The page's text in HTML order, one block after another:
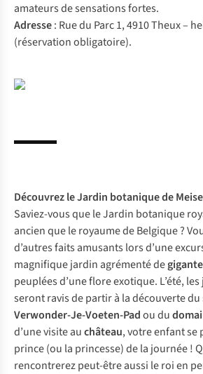
amateurs de sensations fortes.
Adresse: Rue du Parc 1, 4910 Theux –
(réservation obligatoire).
Découvrez leJardin botaniquede Meise
Saviez-vous que le Jardin botanique
ancien que le royaume de Belgique ?
d’autres faits amusants lors d’une
magnifique jardin agrémenté de
peuplées d’une flore exotique. L’été,
seront ravis de partir à la découverte
Verwonder-Je-Voeten-Padou du
d’une visite auchâteau, votre enfant
prince (ou la princesse) de la journée !
rencontrerez peut-être aussi le roi en